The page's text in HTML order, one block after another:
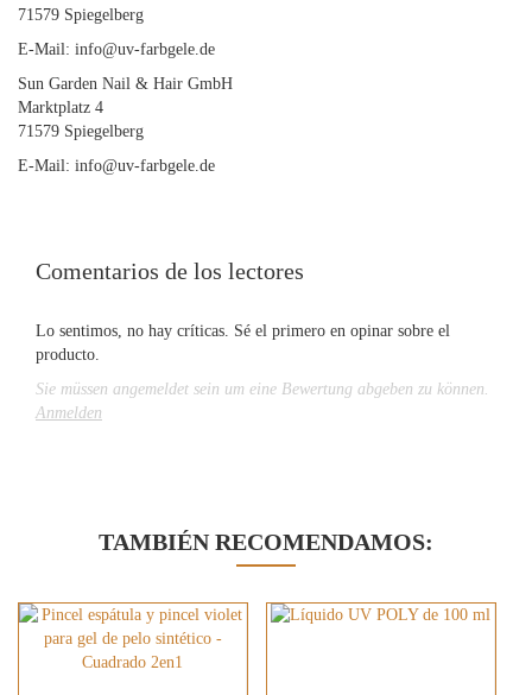
71579 Spiegelberg
E-Mail: info@uv-farbgele.de
Sun Garden Nail & Hair GmbH
Marktplatz 4
71579 Spiegelberg
E-Mail: info@uv-farbgele.de
Comentarios de los lectores
Lo sentimos, no hay críticas. Sé el primero en opinar sobre el
producto.
Sie müssen angemeldet sein um eine Bewertung abgeben zu können.
Anmelden
TAMBIÉN RECOMENDAMOS: